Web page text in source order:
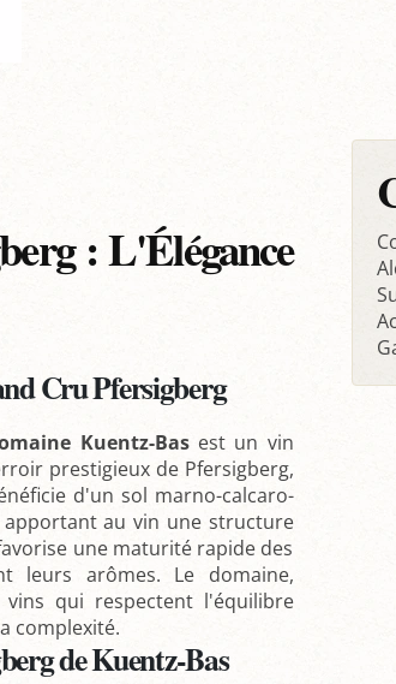
: L'Élégance
Cru Pfersigberg
Kuentz-Basest un vin
prestigieux de Pfersigberg,
d'un sol marno-calcaro-
apportant au vin une structure
une maturité rapide des
leurs arômes. Le domaine,
qui respectent l'équilibre
complexité.
de Kuentz-Bas